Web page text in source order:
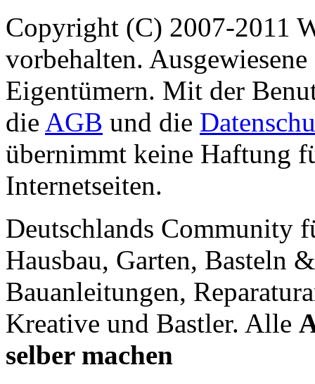
Copyright (C) 2007-2011
vorbehalten.
Eigentümern. Mit der
die AGB und die
übernimmt keine Haftung
Internetseiten.
Deutschlands Community
Hausbau, Garten, Basteln
Bauanleitungen,
Kreative und Bastler. Alle
selber machen